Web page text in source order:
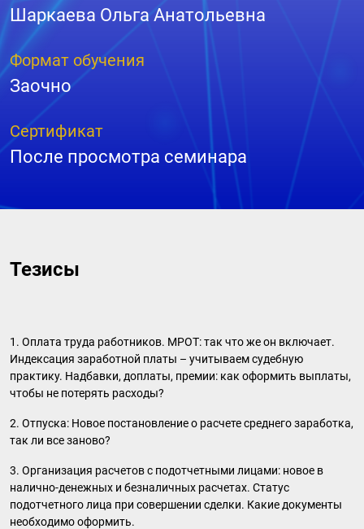
Шаркаева Ольга Анатольевна
Формат обучения
Заочно
Сертификат
После просмотра семинара
Тезисы
1. Оплата труда работников. МРОТ: так что же он включает.
Индексация заработной платы – учитываем судебную
практику. Надбавки, доплаты, премии: как оформить выплаты,
чтобы не потерять расходы?
2. Отпуска: Новое постановление о расчете среднего заработка,
так ли все заново?
3. Организация расчетов с подотчетными лицами: новое в
налично-денежных и безналичных расчетах. Статус
подотчетного лица при совершении сделки. Какие документы
необходимо оформить.